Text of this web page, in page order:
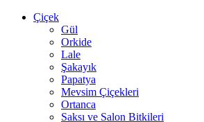
Çiçek
Gül
Orkide
Lale
Şakayık
Papatya
Mevsim Çiçekleri
Ortanca
Saksı ve Salon Bitkileri